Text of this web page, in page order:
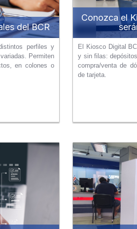
del BCR
perfiles y
Permiten
en colones o
Conozca el
El Kiosco Digital
y sin filas:
compra/venta de
de tarjeta.